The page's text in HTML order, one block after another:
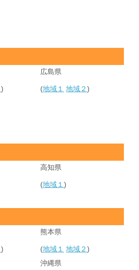
)
広島県
(地域１ 地域２)
高知県
(地域１ )
)
熊本県
(地域１ 地域２)
沖縄県